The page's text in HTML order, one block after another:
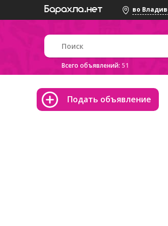
во
Всего объявлений: 51
Подать объявление